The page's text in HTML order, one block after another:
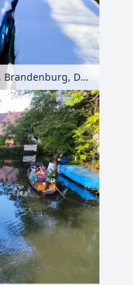
Kleiner Hafen in Lübbenau, Spreewald, Brandenburg, Deutschland